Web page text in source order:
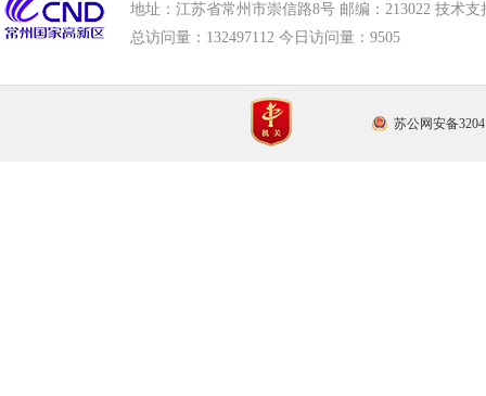
地址：江苏省常州市崇信路8号 邮编：213022 技术支
总访问量： 132497112 今日访问量： 9505
苏公网安备